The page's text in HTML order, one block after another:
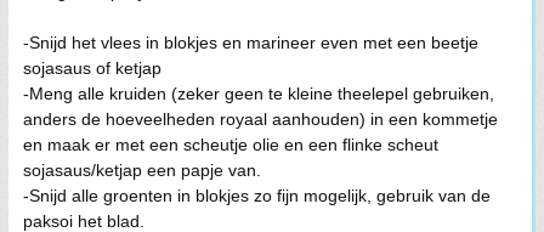
-Snijd het vlees in blokjes en marineer even met een beetje
sojasaus of ketjap
-Meng alle kruiden (zeker geen te kleine theelepel gebruiken,
anders de hoeveelheden royaal aanhouden) in een kommetje
en maak er met een scheutje olie en een flinke scheut
sojasaus/ketjap een papje van.
-Snijd alle groenten in blokjes zo fijn mogelijk, gebruik van de
paksoi het blad.